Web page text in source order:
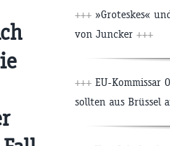
+++ »Groteskes«
von Juncker +++
+++ EU-Kommissar
sollten aus Brüssel